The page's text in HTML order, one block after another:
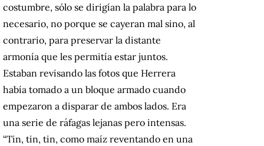
costumbre, sólo se dirigían la palabra para lo
necesario, no porque se cayeran mal sino, al
contrario, para preservar la distante
armonía que les permitía estar juntos.
Estaban revisando las fotos que Herrera
había tomado a un bloque armado cuando
empezaron a disparar de ambos lados. Era
una serie de ráfagas lejanas pero intensas.
“Tin, tin, tin, como maíz reventando en una